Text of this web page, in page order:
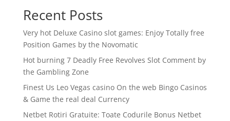
Recent Posts
Very hot Deluxe Casino slot games: Enjoy Totally free
Position Games by the Novomatic
Hot burning 7 Deadly Free Revolves Slot Comment by
the Gambling Zone
Finest Us Leo Vegas casino On the web Bingo Casinos
& Game the real deal Currency
Netbet Rotiri Gratuite: Toate Codurile Bonus Netbet